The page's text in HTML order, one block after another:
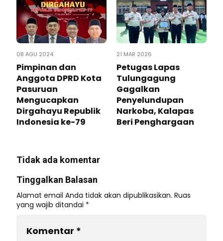
08 AGU 2024
Pimpinan dan
Anggota DPRD Kota
Pasuruan
Mengucapkan
Dirgahayu Republik
Indonesia ke-79
21 MAR 2026
Petugas Lapas
Tulungagung
Gagalkan
Penyelundupan
Narkoba, Kalapas
Beri Penghargaan
Tidak ada komentar
Tinggalkan Balasan
Alamat email Anda tidak akan dipublikasikan. Ruas
yang wajib ditandai *
Komentar *